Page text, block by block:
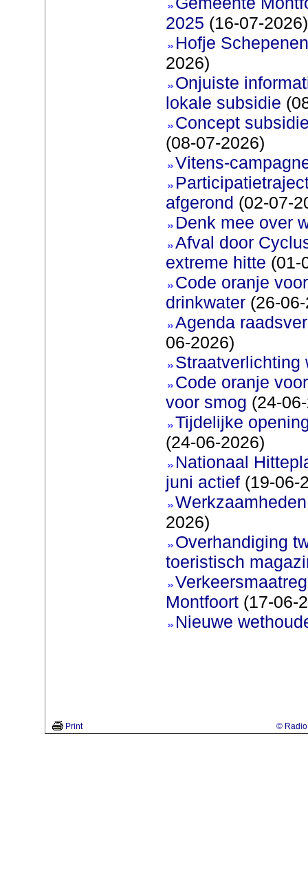
2025 (16-07-2026)
Hofje
2026)
Onjuiste
lokale subsidie
Concept
(08-07-2026)
Vitens-
afgerond (02-07-
Denk mee over
Afval door
extreme hitte (01-
Code oranje
drinkwater(26-06-
Agenda
06-2026)
Straatverlichting
Code oranje
voor smog (24-
Tijdelijke
(24-06-2026)
Nationaal
juni actief(19-06-
2026)
Overhandiging
toeristisch
Montfoort(17-06-
Nieuwe
Print © Radio